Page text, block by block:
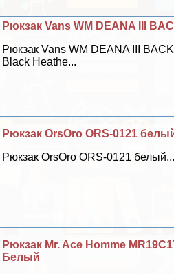
Рюкзак Vans WM DEANA III
Рюкзак Vans WM DEANA III
Black Heathe...
Рюкзак OrsOro ORS-0121
Рюкзак OrsOro ORS-0121 белый...
Рюкзак Mr. Ace Homme
Белый